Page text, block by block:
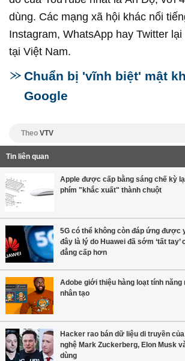
dùng. Các mạng xã hội khác nổi
Instagram, WhatsApp hay Twitter
tại Việt Nam.
Chuẩn bị 'vĩnh biệt' mật
Google
Theo VTV
Tin liên quan
Apple được cấp bằng sáng chế kỳ
phím "khắc xuất" thành chuột
5G có thể không còn đáp ứng được
đây là lý do Huawei đã sớm ‘tất tay’
đẳng cấp hơn
Adobe giới thiệu hàng loạt tính
nhân tạo
Hacker rao bán dữ liệu di truyền
nghệ Mark Zuckerberg, Elon Musk
dùng